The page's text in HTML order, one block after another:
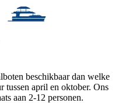
beschikbaar dan welke
tussen april en oktober. Ons
aan 2-12 personen.